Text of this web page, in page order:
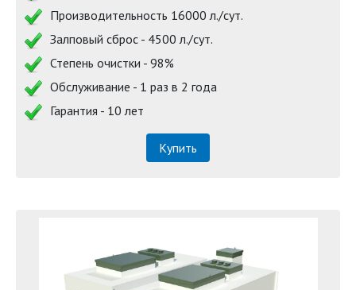
Производительность 16000 л./сут.
Залповый сброс - 4500 л./сут.
Степень очистки - 98%
Обслуживание - 1 раз в 2 года
Гарантия - 10 лет
Купить